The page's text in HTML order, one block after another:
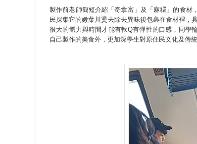
製作前老師簡短介紹「奇拿富」及「麻糬」的食材
民採集它的嫩葉川燙去除去異味後包裹在食材裡，
很大的體力與時間才能有軟Q有彈性的口感，同學
自己製作的美食外，更加深學生對原住民文化及傳